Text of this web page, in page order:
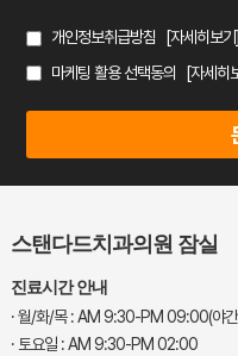
개인정보취급방침
[자세히보기]
마케팅 활용 선택동의
[자세히
스탠다드치과의원 잠실
진료시간 안내
· 월/화/목 : AM 9:30-PM 09:00(야
· 토요일 : AM 9:30-PM 02:00